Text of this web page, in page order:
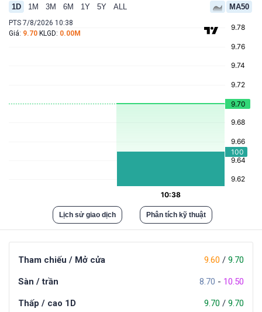
1D 1M 3M 6M 1Y 5Y ALL MA50
PTS 7/8/2026 10:38
Giá: 9.70 KLGD: 0.00M
Lịch sử giao dịch Phân tích kỹ thuật
Tham chiếu / Mở cửa 9.70
/
9.60
Sàn / trần 10.50
-
8.70
Thấp / cao 1D 9.70
/
9.70